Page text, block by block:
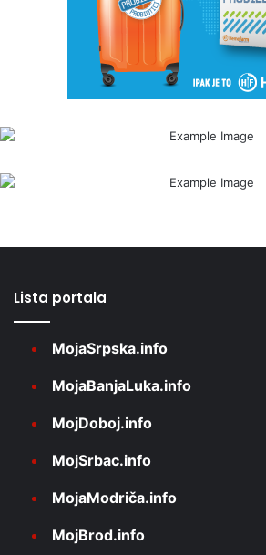
Lista portala
MojaSrpska.info
MojaBanjaLuka.info
MojDoboj.info
MojSrbac.info
MojaModriča.info
MojBrod.info